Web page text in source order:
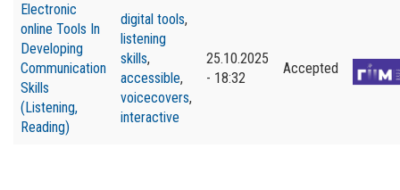
Electronic
online Tools In
Developing
Communication
Skills
(Listening,
Reading)
digital tools,
listening
skills,
accessible,
voicecovers,
interactive
25.10.2025
- 18:32
Accepted